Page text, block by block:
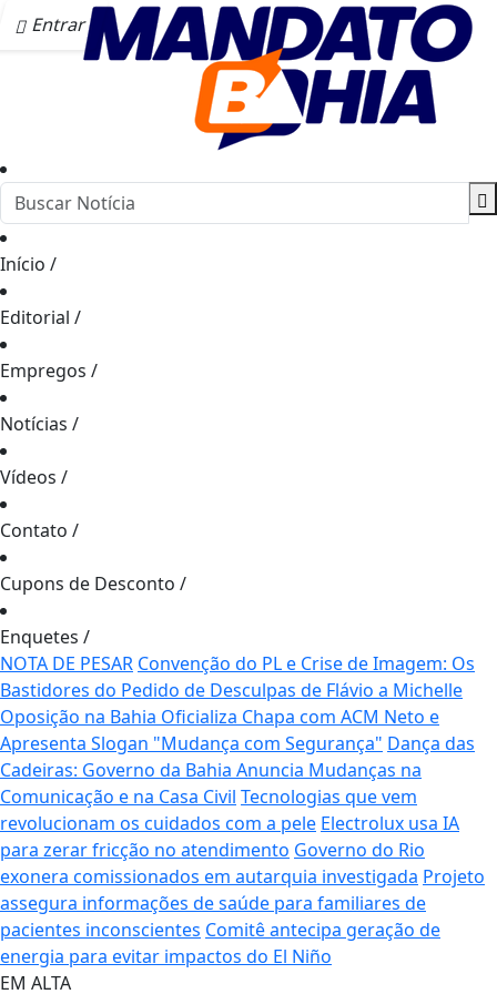
Entrar
Início /
Editorial /
Empregos /
Notícias /
Vídeos /
Contato /
Cupons de Desconto /
Enquetes /
NOTA DE PESAR Convenção do PL e Crise de Imagem: Os
Bastidores do Pedido de Desculpas de Flávio a Michelle
Oposição na Bahia Oficializa Chapa com ACM Neto e
Apresenta Slogan "Mudança com Segurança" Dança das
Cadeiras: Governo da Bahia Anuncia Mudanças na
Comunicação e na Casa Civil Tecnologias que vem
revolucionam os cuidados com a pele Electrolux usa IA
para zerar fricção no atendimento Governo do Rio
exonera comissionados em autarquia investigada Projeto
assegura informações de saúde para familiares de
pacientes inconscientes Comitê antecipa geração de
energia para evitar impactos do El Niño
EM ALTA